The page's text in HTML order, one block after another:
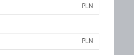
PLN
PLN